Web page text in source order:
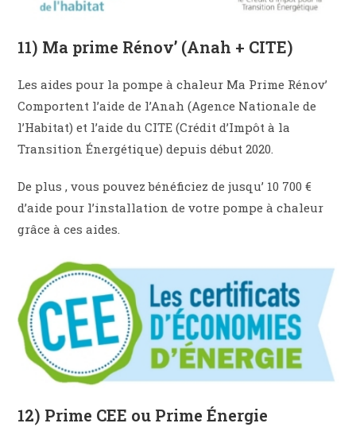
11) Ma prime Rénov’ (Anah + CITE)
Les aides pour la pompe à chaleur Ma Prime Rénov’
Comportent l’aide de l’Anah (Agence Nationale de
l’Habitat) et l’aide du CITE (Crédit d’Impôt à la
Transition Énergétique) depuis début 2020.
De plus , vous pouvez bénéficiez de jusqu’ 10 700 €
d’aide pour l’installation de votre pompe à chaleur
grâce à ces aides.
12) Prime CEE ou Prime Énergie